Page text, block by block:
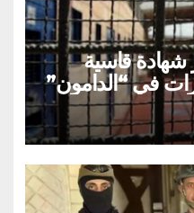
شهادة قاسية
في “الدامون”